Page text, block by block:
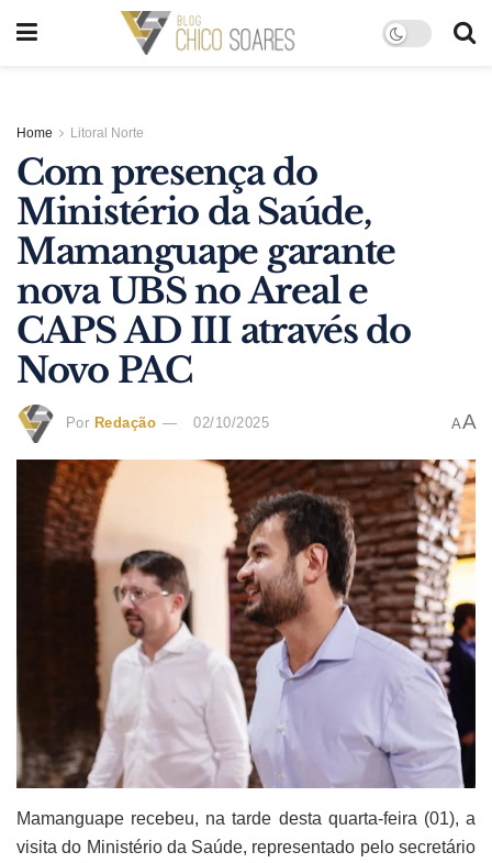
Home Litoral Norte
Com presença do
Ministério da Saúde,
Mamanguape garante
nova UBS no Areal e
CAPS AD III através do
Novo PAC
Por Redação 02/10/2025 AA
Mamanguape recebeu, na tarde desta quarta-feira (01), a
visita do Ministério da Saúde, representado pelo secretário